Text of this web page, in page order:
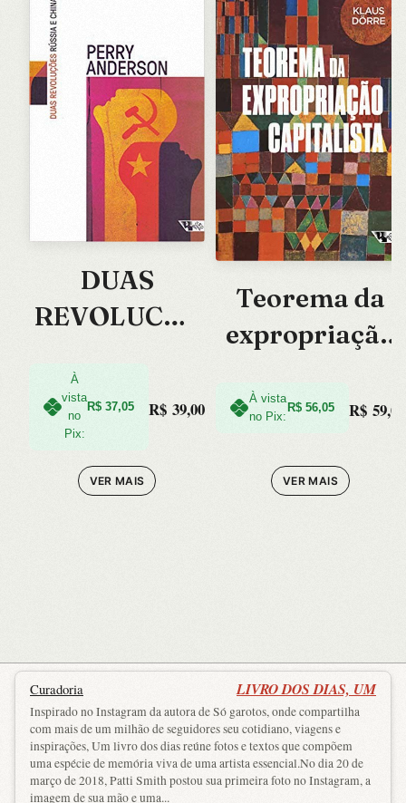
Brasilei
DUAS
REVOLUCOE
CHINA
À
vista
no
Pix:
R$ 37,05 R$ 39,00
VER MAIS
Teorema da
expropriação
À vista
no Pix:
R$ 56,05 R$ 59,00
VER MAIS
Curadoria LIVRO DOS DIAS, UM
Inspirado no Instagram da autora de Só garotos, onde compartilha
com mais de um milhão de seguidores seu cotidiano, viagens e
inspirações, Um livro dos dias reúne fotos e textos que compõem
uma espécie de memória viva de uma artista essencial.No dia 20 de
março de 2018, Patti Smith postou sua primeira foto no Instagram, a
imagem de sua mão e uma...